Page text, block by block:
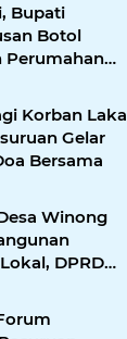
Bupati
Botol
Perumahan
Korban Laka
Gelar
Bersama
Winong
DPRD